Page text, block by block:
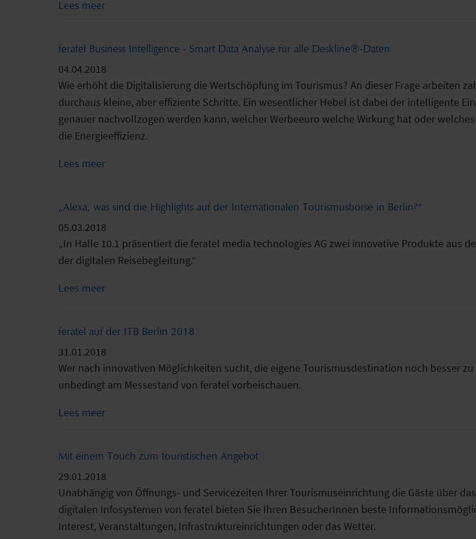
Lees meer
feratel Business Intelligence - Smart Data Analyse für alle Deskline®-Daten
04.04.2018
Wie erhöht die Digitalisierung die Wertschöpfung im Tourismus? An dieser Frage arbeiten
durchaus kleine, aber effiziente Schritte. Ein wesentlicher Hebel ist dabei der intelligente
genauer nachvollzogen werden kann, welcher Werbeeuro welche Wirkung hat oder
die Energieeffizienz.
Lees meer
„Alexa, was sind die Highlights auf der Internationalen Tourismusbörse in Berlin?“
05.03.2018
„In Halle 10.1 präsentiert die feratel media technologies AG zwei innovative Produkte aus
der digitalen Reisebegleitung.“
Lees meer
feratel auf der ITB Berlin 2018
31.01.2018
Wer nach innovativen Möglichkeiten sucht, die eigene Tourismusdestination noch besser
unbedingt am Messestand von feratel vorbeischauen.
Lees meer
Mit einem Touch zum touristischen Angebot
29.01.2018
Unabhängig von Öffnungs- und Servicezeiten Ihrer Tourismuseinrichtung die Gäste über
digitalen Infosystemen von feratel bieten Sie Ihren BesucherInnen beste
Interest, Veranstaltungen, Infrastruktureinrichtungen oder das Wetter.